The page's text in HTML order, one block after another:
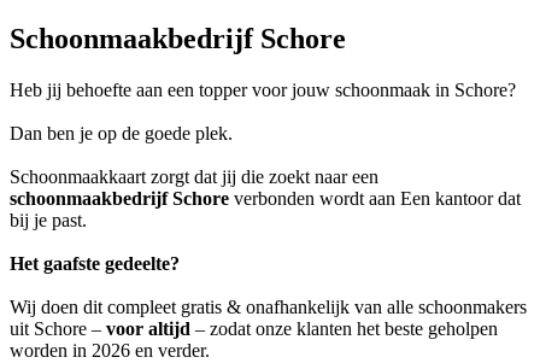
Schoonmaakbedrijf Schore
Heb jij behoefte aan een topper voor jouw schoonmaak in Schore?
Dan ben je op de goede plek.
Schoonmaakkaart zorgt dat jij die zoekt naar een
schoonmaakbedrijf Schore verbonden wordt aan Een kantoor dat
bij je past.
Het gaafste gedeelte?
Wij doen dit compleet gratis & onafhankelijk van alle schoonmakers
uit Schore – voor altijd – zodat onze klanten het beste geholpen
worden in 2026 en verder.